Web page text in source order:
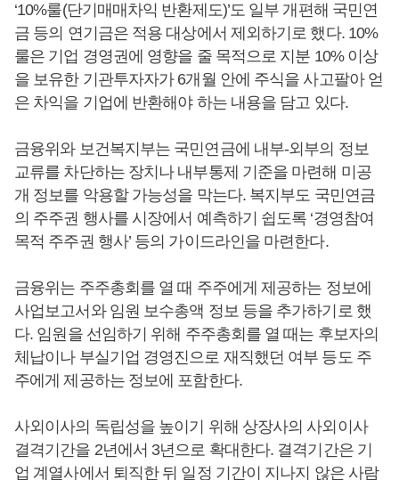
‘10%룰(단기매매차익 반환제도)’도 일부 개편해 국민연
금 등의 연기금은 적용 대상에서 제외하기로 했다. 10%
룰은 기업 경영권에 영향을 줄 목적으로 지분 10% 이상
을 보유한 기관투자자가 6개월 안에 주식을 사고팔아 얻
은 차익을 기업에 반환해야 하는 내용을 담고 있다.
금융위와 보건복지부는 국민연금에 내부-외부의 정보
교류를 차단하는 장치나 내부통제 기준을 마련해 미공
개 정보를 악용할 가능성을 막는다. 복지부도 국민연금
의 주주권 행사를 시장에서 예측하기 쉽도록 ‘경영참여
목적 주주권 행사’ 등의 가이드라인을 마련한다.
금융위는 주주총회를 열 때 주주에게 제공하는 정보에
사업보고서와 임원 보수총액 정보 등을 추가하기로 했
다. 임원을 선임하기 위해 주주총회를 열 때는 후보자의
체납이나 부실기업 경영진으로 재직했던 여부 등도 주
주에게 제공하는 정보에 포함한다.
사외이사의 독립성을 높이기 위해 상장사의 사외이사
결격기간을 2년에서 3년으로 확대한다. 결격기간은 기
업 계열사에서 퇴직한 뒤 일정 기간이 지나지 않은 사람